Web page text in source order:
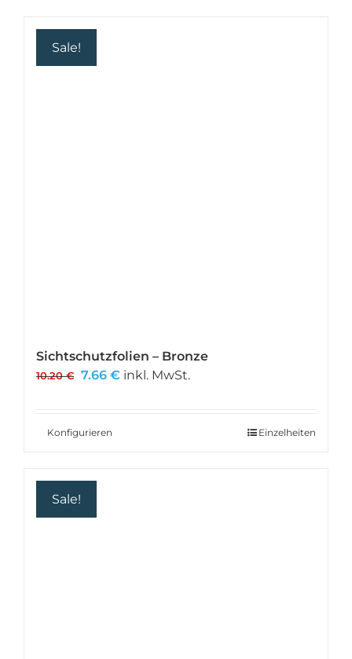
Sale!
Sichtschutzfolien – Bronze
10.20€ Ursprünglicher
10.20 €
7.66 €Aktueller
inkl. MwSt.
Konfigurieren Einzelheiten
Sale!